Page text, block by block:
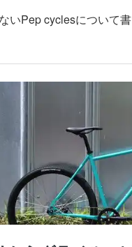
いPep cyclesについて